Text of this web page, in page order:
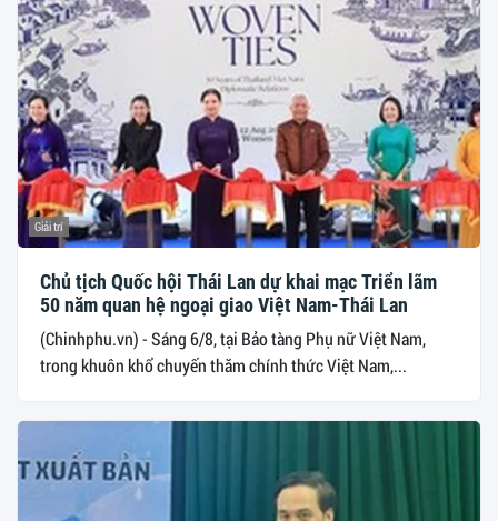
Giải trí
Chủ tịch Quốc hội Thái Lan dự khai mạc Triển lãm
50 năm quan hệ ngoại giao Việt Nam-Thái Lan
(Chinhphu.vn) - Sáng 6/8, tại Bảo tàng Phụ nữ Việt Nam,
trong khuôn khổ chuyến thăm chính thức Việt Nam,...